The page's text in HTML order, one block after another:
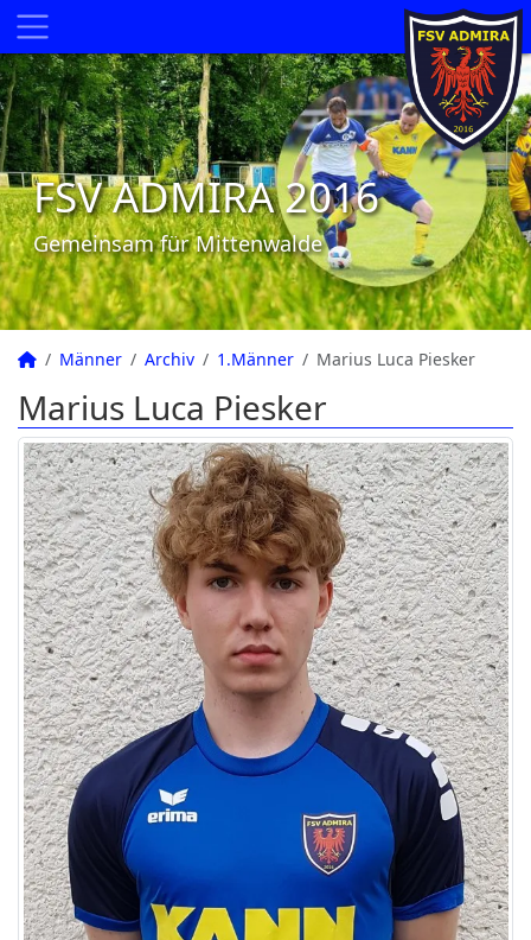
FSV ADMIRA 2016
Gemeinsam für Mittenwalde
Männer Archiv 1.Männer Marius Luca Piesker
Marius Luca Piesker